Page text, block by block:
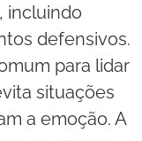
incluindo
defensivos.
para lidar
situações
a emoção. A